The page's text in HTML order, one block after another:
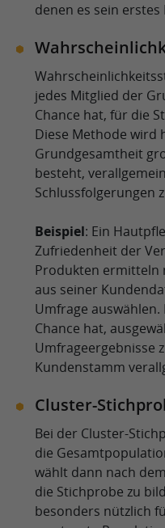
denen es sein
jedes Mitglied der
Chance hat, für die
Diese Methode wird
Grundgesamtheit
besteht,
Schlussfolgerungen
Beispiel: Ein
Zufriedenheit der
Produkten ermitteln
aus seiner
Umfrage
Chance hat,
Umfrageergebnisse
Kundenstamm
Cluster-
Bei der Cluster-
die
wählt dann nach
die Stichprobe zu
besonders nützlich